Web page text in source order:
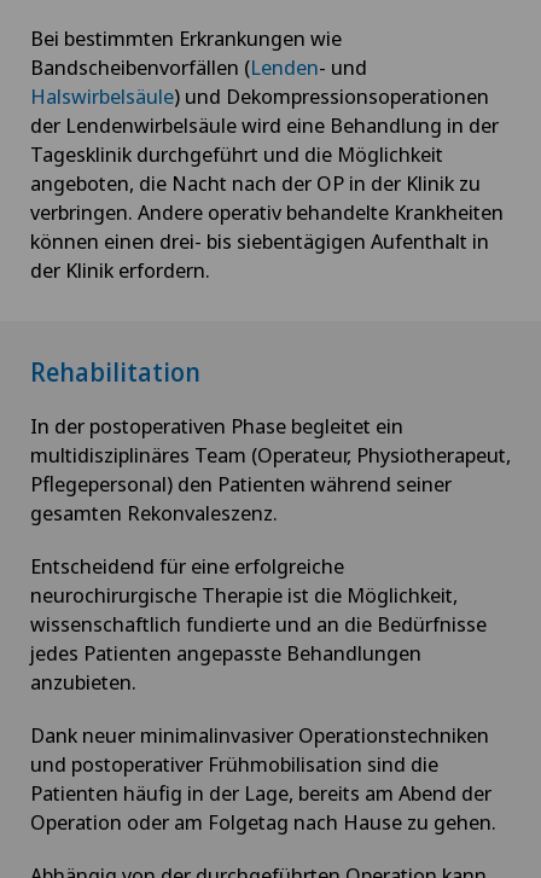
Bei bestimmten Erkrankungen wie
Bandscheibenvorfällen (Lenden- und
Halswirbelsäule) und Dekompressionsoperationen
der Lendenwirbelsäule wird eine Behandlung in der
Tagesklinik durchgeführt und die Möglichkeit
angeboten, die Nacht nach der OP in der Klinik zu
verbringen. Andere operativ behandelte Krankheiten
können einen drei- bis siebentägigen Aufenthalt in
der Klinik erfordern.
Rehabilitation
In der postoperativen Phase begleitet ein
multidisziplinäres Team (Operateur, Physiotherapeut,
Pflegepersonal) den Patienten während seiner
gesamten Rekonvaleszenz.
Entscheidend für eine erfolgreiche
neurochirurgische Therapie ist die Möglichkeit,
wissenschaftlich fundierte und an die Bedürfnisse
jedes Patienten angepasste Behandlungen
anzubieten.
Dank neuer minimalinvasiver Operationstechniken
und postoperativer Frühmobilisation sind die
Patienten häufig in der Lage, bereits am Abend der
Operation oder am Folgetag nach Hause zu gehen.